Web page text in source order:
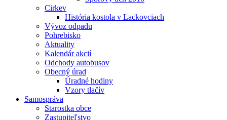
Cirkev
História kostola v Lackovciach
Vývoz odpadu
Pohrebisko
Aktuality
Kalendár akcií
Odchody autobusov
Obecný úrad
Úradné hodiny
Vzory tlačív
Samospráva
Starostka obce
Zastupiteľstvo